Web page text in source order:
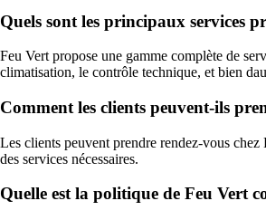
Quels sont les principaux services
Feu Vert propose une gamme complète de
climatisation, le contrôle technique, et bien
Comment les clients peuvent-ils
Les clients peuvent prendre rendez-vous
des services nécessaires.
Quelle est la politique de Feu Vert